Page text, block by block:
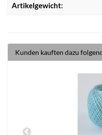
Artikelgewicht:
Kunden kauften dazu